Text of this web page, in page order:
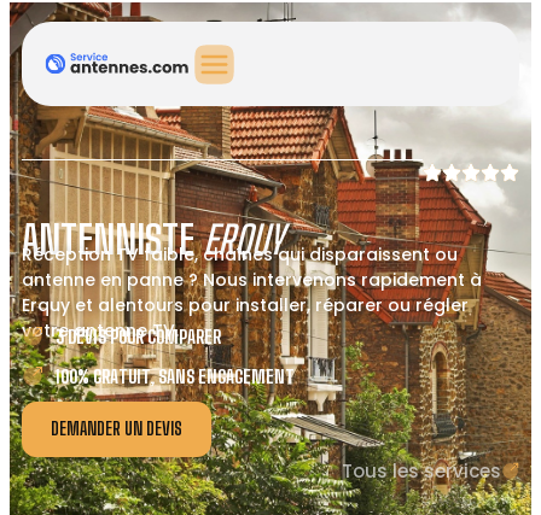
ANTENNISTEERQUY
Réception TV faible, chaînes qui disparaissent ou
antenne en panne ? Nous intervenons rapidement à
Erquy et alentours pour installer, réparer ou régler
votre antenne TV.
3 DEVIS POUR COMPARER
100% GRATUIT, SANS ENGAGEMENT
DEMANDER UN DEVIS
Tous les services